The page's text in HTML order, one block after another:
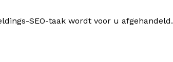
SEO-taak wordt voor u afgehandeld.